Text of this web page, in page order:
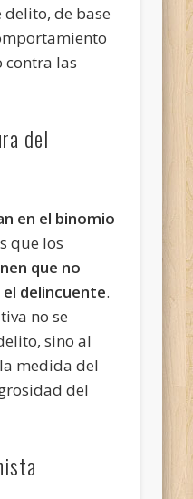
de base
contra las
del
en el binomio
que los
que no
delincuente.
no se
sino al
medida del
del